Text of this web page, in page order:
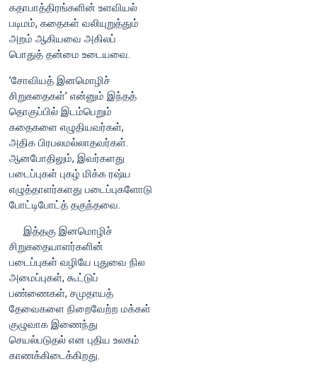
கதாபாத்திரங்களின் உளவியல்
படிமம், கதைகள் வலியுறுத்தும்
அறம் ஆகியவை அகிலப்
பொதுத் தன்மை உடையவை.
’சோவியத் இனமொழிச்
சிறுகதைகள்’ என்னும் இந்தத்
தொகுப்பில் இடம்பெறும்
கதைகளை எழுதியவர்கள்,
அதிக பிரபலமல்லாதவர்கள்.
ஆனபோதிலும், இவர்களது
படைப்புகள் புகழ் மிக்க ரஷ்ய
எழுத்தாளர்களது படைப்புகளோடு
போட்டிபோட்த் தகுந்தவை.
இத்தகு இனமொழிச்
சிறுகதையாளர்களின்
படைப்புகள் வழியே புதுவை நில
அமைப்புகள், கூட்டுப்
பண்ணைகள், சமுதாயத்
தேவைகளை நிறைவேற்ற மக்கள்
குழுவாக இணைந்து
செயல்படுதல் என புதிய உலகம்
காணக்கிடைக்கிறது.